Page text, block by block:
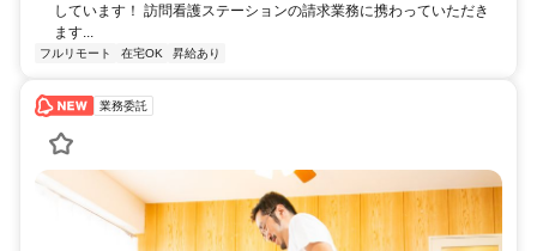
しています！ 訪問看護ステーションの請求業務に携わっていただき
ます...
フルリモート 在宅OK 昇給あり
業務委託